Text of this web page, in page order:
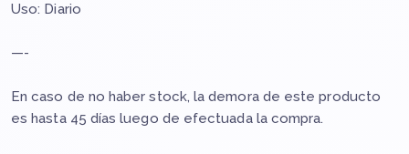
Uso: Diario
—-
En caso de no haber stock, la demora de este producto
es hasta 45 días luego de efectuada la compra.